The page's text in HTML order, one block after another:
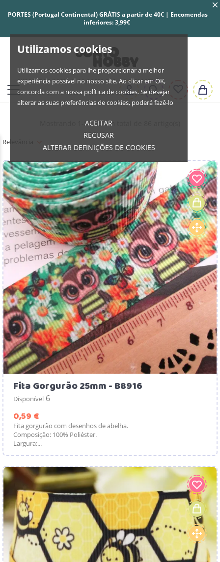
Utilizamos cookies
Utilizamos cookies para lhe proporcionar a melhor
experiência possível no nosso site. Ao clicar em OK,
concorda com a nossa política de cookies. Se desejar
alterar as suas preferências de cookies, poderá fazê-lo
ACEITAR
RECUSAR
ALTERAR DEFINIÇÕES DE COOKIES
PORTES (Portugal Continental) GRÁTIS a partir de 40€ | Encomendas
inferiores: 3,99€
Relevância
Mostrando 1-86 de um total de 86 artigo(s)
Fita Gorgurão 25mm - B8916
Disponível 6
0,59 €
Fita gorgurão com desenhos de abelha.
Composição: 100% Poliéster.
Largura:...